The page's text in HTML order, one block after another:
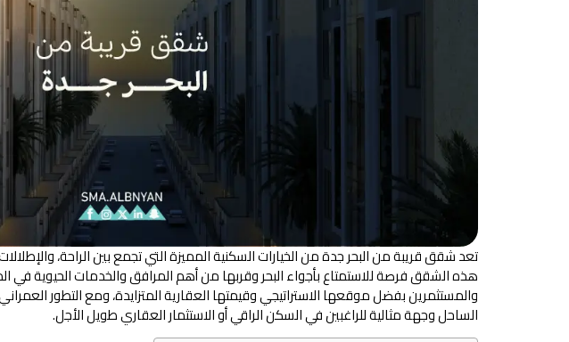
تعد شقق قريبة من البحر جدة من الخيارات السكنية المميزة التي تجمع بين الراحة،
هذه الشقق فرصة للاستمتاع بأجواء البحر وقربها من أهم المرافق والخدمات الحيوية في
والمستثمرين بفضل موقعها الاستراتيجي وقيمتها العقارية المتزايدة، ومع التطور
الساحل وجهة مثالية للراغبين في السكن الراقي أو الاستثمار العقاري طويل الأجل.